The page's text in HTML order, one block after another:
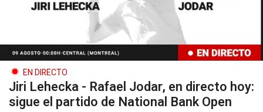
EN DIRECTO
Jiri Lehecka - Rafael Jodar, en directo hoy:
sigue el partido de National Bank Open